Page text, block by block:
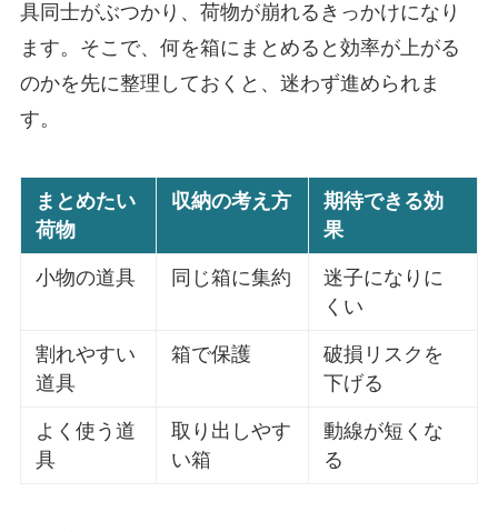
具同士がぶつかり、荷物が崩れるきっかけになり
ます。そこで、何を箱にまとめると効率が上がる
のかを先に整理しておくと、迷わず進められま
す。
まとめたい
荷物
収納の考え方
期待できる効
果
小物の道具 同じ箱に集約
迷子になりに
くい
割れやすい
道具
箱で保護
破損リスクを
下げる
よく使う道
具
取り出しやす
い箱
動線が短くな
る